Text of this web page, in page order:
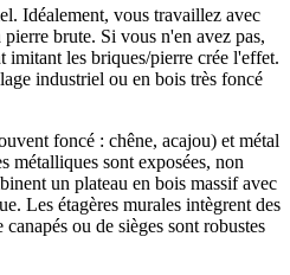
Idéalement, vous travaillez avec
brute. Si vous n'en avez pas,
imitant les briques/pierre crée l'effet.
industriel ou en bois très foncé
foncé : chêne, acajou) et métal
métalliques sont exposées, non
un plateau en bois massif avec
Les étagères murales intègrent des
ou de sièges sont robustes